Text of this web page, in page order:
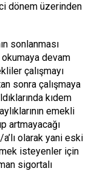
dönem üzerinden
sonlanması
okumaya devam
çalışmayı
sonra çalışmaya
kıdem
emekli
artmayacağı
olarak yani eski
isteyenler için
sigortalı